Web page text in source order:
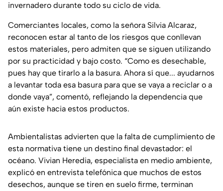
invernadero durante todo su ciclo de vida.
Comerciantes locales, como la señora Silvia Alcaraz,
reconocen estar al tanto de los riesgos que conllevan
estos materiales, pero admiten que se siguen utilizando
por su practicidad y bajo costo. “Como es desechable,
pues hay que tirarlo a la basura. Ahora sí que... ayudarnos
a levantar toda esa basura para que se vaya a reciclar o a
donde vaya”, comentó, reflejando la dependencia que
aún existe hacia estos productos.
Ambientalistas advierten que la falta de cumplimiento de
esta normativa tiene un destino final devastador: el
océano. Vivian Heredia, especialista en medio ambiente,
explicó en entrevista telefónica que muchos de estos
desechos, aunque se tiren en suelo firme, terminan